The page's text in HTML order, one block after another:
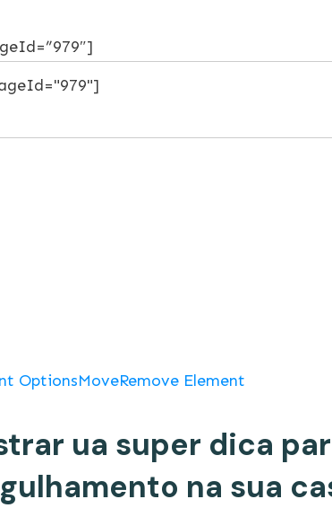
OptionsMoveRemove Element
ua super dica
na sua